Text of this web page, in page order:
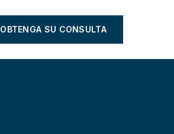
OBTENGA SU CONSULTA